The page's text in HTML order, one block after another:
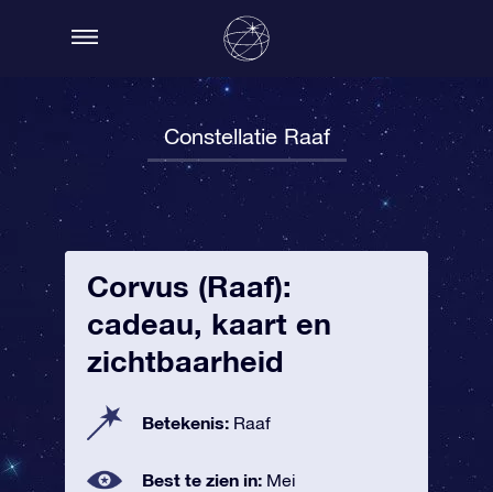
Constellatie Raaf
Corvus (Raaf):
cadeau, kaart en
zichtbaarheid
Betekenis: Raaf
Best te zien in: Mei